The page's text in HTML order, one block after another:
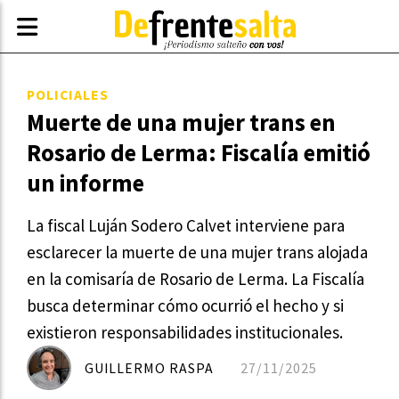
Muerte de una mujer trans en
Rosario de Lerma: Fiscalía emitió
un informe
La fiscal Luján Sodero Calvet interviene para
esclarecer la muerte de una mujer trans alojada
en la comisaría de Rosario de Lerma. La Fiscalía
busca determinar cómo ocurrió el hecho y si
existieron responsabilidades institucionales.
POLICIALES
27/11/2025
GUILLERMO RASPA